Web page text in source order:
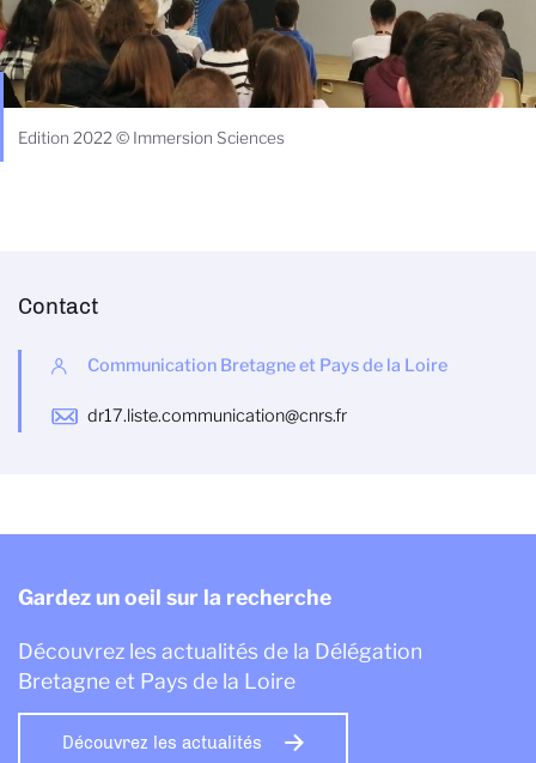
Edition 2022 © Immersion Sciences
Contact
Communication Bretagne et Pays de la Loire
dr17.liste.communication@cnrs.fr
Gardez un oeil sur la recherche
Découvrez les actualités de la Délégation
Bretagne et Pays de la Loire
Découvrez les actualités